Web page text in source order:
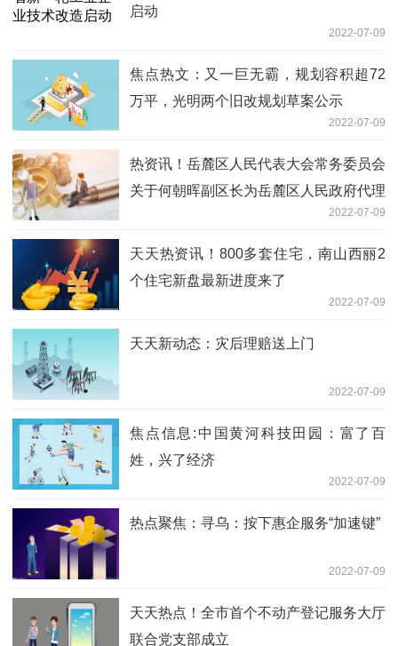
启动
2022-07-09
焦点热文：又一巨无霸，规划容积超72
万平，光明两个旧改规划草案公示
2022-07-09
热资讯！岳麓区人民代表大会常务委员会
关于何朝晖副区长为岳麓区人民政府代理
2022-07-09
天天热资讯！800多套住宅，南山西丽2
个住宅新盘最新进度来了
2022-07-09
天天新动态：灾后理赔送上门
2022-07-09
焦点信息:中国黄河科技田园：富了百
姓，兴了经济
2022-07-09
热点聚焦：寻乌：按下惠企服务“加速键”
2022-07-09
天天热点！全市首个不动产登记服务大厅
联合党支部成立